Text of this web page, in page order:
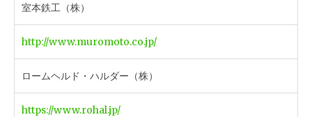
室本鉄工（株）
http://www.muromoto.co.jp/
ロームヘルド・ハルダー（株）
https://www.rohal.jp/